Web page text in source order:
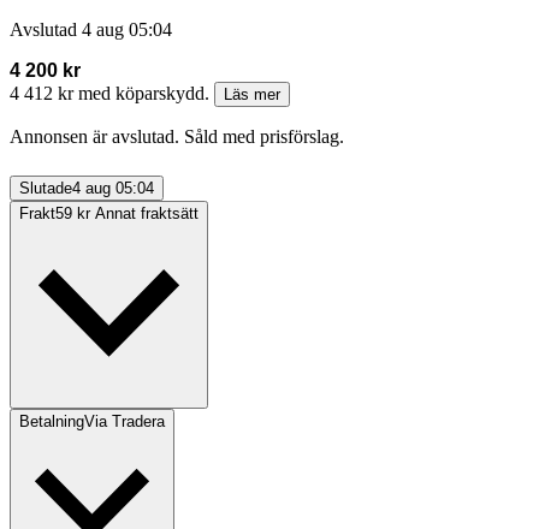
Avslutad 4 aug 05:04
4 200 kr
4 412 kr med köparskydd.
Läs mer
Annonsen är avslutad. Såld med prisförslag.
Slutade4 aug 05:04
Frakt59 kr Annat fraktsätt
BetalningVia Tradera